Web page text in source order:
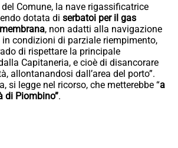
Comune, la nave rigassificatrice
dotata di serbatoi per il gas
, non adatti alla navigazione
condizioni di parziale riempimento,
di rispettare la principale
Capitaneria, e cioè di disancorare
allontanandosi dall’area del porto”.
si legge nel ricorso, che metterebbe “a
di Piombino”.